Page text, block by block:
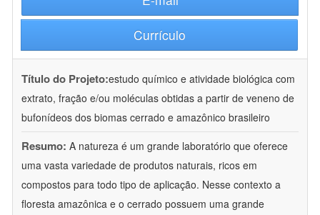
Currículo
Título do Projeto:estudo químico e atividade biológica com
extrato, fração e/ou moléculas obtidas a partir de veneno de
bufonídeos dos biomas cerrado e amazônico brasileiro
Resumo: A natureza é um grande laboratório que oferece
uma vasta variedade de produtos naturais, ricos em
compostos para todo tipo de aplicação. Nesse contexto a
floresta amazônica e o cerrado possuem uma grande